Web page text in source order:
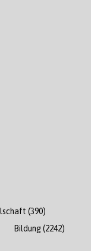
(390)
Bildung(2242)